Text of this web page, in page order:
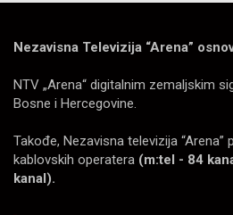
Nezavisna Televizija “Arena”
NTV „Arena“ digitalnim zemaljskim
Bosne i Hercegovine.
Takođe, Nezavisna televizija
kablovskih operatera (m:tel - 84
kanal).